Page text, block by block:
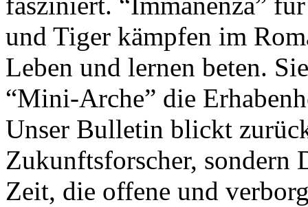
und Tiger kämpfen im
Leben und lernen beten.
“Mini-Arche” die
Unser Bulletin blickt
Zukunftsforscher, sondern
Zeit, die offene und